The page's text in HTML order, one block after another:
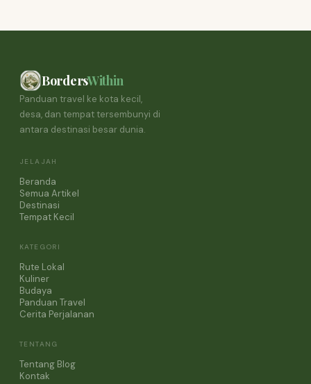
BordersWithin
Panduan travel ke kota kecil,
desa, dan tempat tersembunyi di
antara destinasi besar dunia.
JELAJAH
Beranda
Semua Artikel
Destinasi
Tempat Kecil
KATEGORI
Rute Lokal
Kuliner
Budaya
Panduan Travel
Cerita Perjalanan
TENTANG
Tentang Blog
Kontak